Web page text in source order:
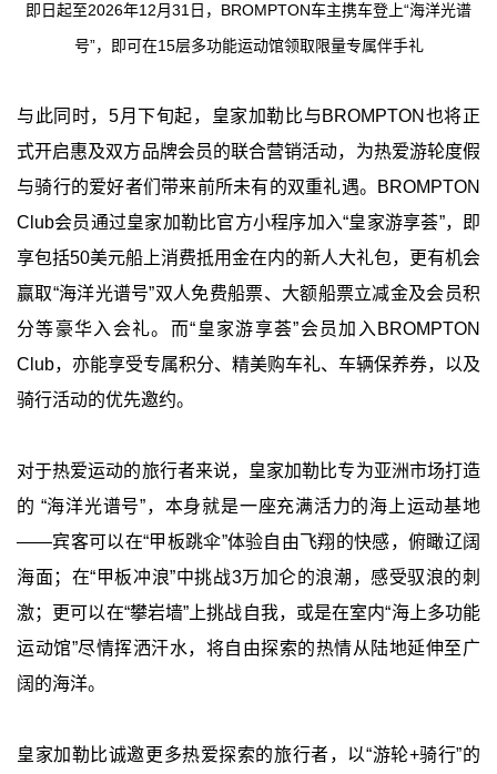
即日起至2026年12月31日，BROMPTON车主携车登上“海洋光谱
号”，即可在15层多功能运动馆领取限量专属伴手礼
与此同时，5月下旬起，皇家加勒比与BROMPTON也将正
式开启惠及双方品牌会员的联合营销活动，为热爱游轮度假
与骑行的爱好者们带来前所未有的双重礼遇。BROMPTON
Club会员通过皇家加勒比官方小程序加入“皇家游享荟”，即
享包括50美元船上消费抵用金在内的新人大礼包，更有机会
赢取“海洋光谱号”双人免费船票、大额船票立减金及会员积
分等豪华入会礼。而“皇家游享荟”会员加入BROMPTON
Club，亦能享受专属积分、精美购车礼、车辆保养券，以及
骑行活动的优先邀约。
对于热爱运动的旅行者来说，皇家加勒比专为亚洲市场打造
的 “海洋光谱号”，本身就是一座充满活力的海上运动基地
——宾客可以在“甲板跳伞”体验自由飞翔的快感，俯瞰辽阔
海面；在“甲板冲浪”中挑战3万加仑的浪潮，感受驭浪的刺
激；更可以在“攀岩墙”上挑战自我，或是在室内“海上多功能
运动馆”尽情挥洒汗水，将自由探索的热情从陆地延伸至广
阔的海洋。
皇家加勒比诚邀更多热爱探索的旅行者，以“游轮+骑行”的